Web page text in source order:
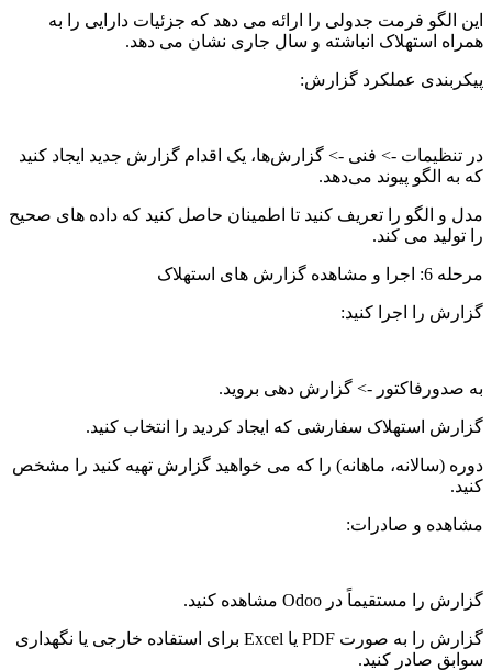
این الگو فرمت جدولی را ارائه می دهد که جزئیات دارایی را به
همراه استهلاک انباشته و سال جاری نشان می دهد.
پیکربندی عملکرد گزارش:
در تنظیمات -> فنی -> گزارش‌ها، یک اقدام گزارش جدید ایجاد کنید
که به الگو پیوند می‌دهد.
مدل و الگو را تعریف کنید تا اطمینان حاصل کنید که داده های صحیح
را تولید می کند.
مرحله 6: اجرا و مشاهده گزارش های استهلاک
گزارش را اجرا کنید:
به صدورفاکتور -> گزارش دهی بروید.
گزارش استهلاک سفارشی که ایجاد کردید را انتخاب کنید.
دوره (سالانه، ماهانه) را که می خواهید گزارش تهیه کنید را مشخص
کنید.
مشاهده و صادرات:
گزارش را مستقیماً در Odoo مشاهده کنید.
گزارش را به صورت PDF یا Excel برای استفاده خارجی یا نگهداری
سوابق صادر کنید.